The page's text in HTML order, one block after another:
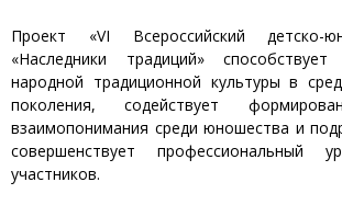
Проект «VI Всероссийский детско-
«Наследники традиций»
народной традиционной культуры в
поколения, содействует
взаимопонимания среди юношества и
совершенствует профессиональный
участников.